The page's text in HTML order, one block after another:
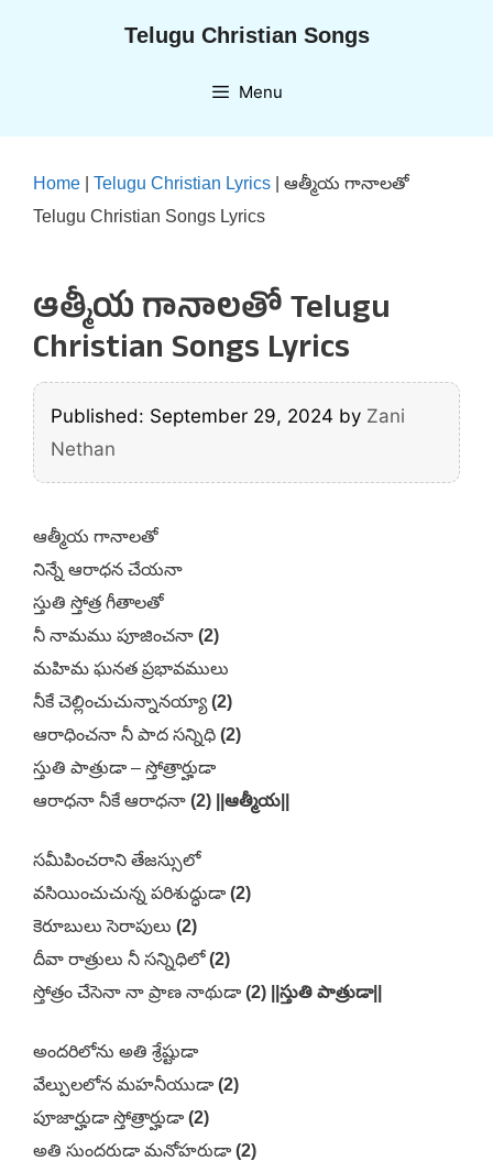
Telugu Christian Songs
Menu
Home Telugu Christian Lyrics
ఆత్మీయ గానాలతో
Telugu Christian Songs Lyrics
ఆత్మీయ గానాలతో Telugu
Christian Songs Lyrics
Published: September 29, 2024 by Zani
Nethan
ఆత్మీయ గానాలతో
నిన్నే ఆరాధన చేయనా
స్తుతి స్తోత్ర గీతాలతో
నీ నామము పూజించనా (2)
మహిమ ఘనత ప్రభావములు
నీకే చెల్లించుచున్నానయ్యా (2)
ఆరాధించనా నీ పాద సన్నిధి (2)
స్తుతి పాత్రుడా – స్తోత్రార్హుడా
ఆరాధనా నీకే ఆరాధనా (2) ||ఆత్మీయ||
సమీపించరాని తేజస్సులో
వసియించుచున్న పరిశుద్ధుడా (2)
కెరూబులు సెరాపులు (2)
దీవా రాత్రులు నీ సన్నిధిలో(2)
స్తోత్రం చేసెనా నా ప్రాణ నాథుడా (2) ||స్తుతి పాత్రుడా||
అందరిలోను అతి శ్రేష్టుడా
వేల్పులలోన మహనీయుడా (2)
పూజార్హుడా స్తోత్రార్హుడా (2)
అతి సుందరుడా మనోహరుడా (2)